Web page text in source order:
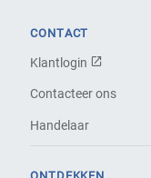
CONTACT
Klantlogin
Contacteer ons
Handelaar